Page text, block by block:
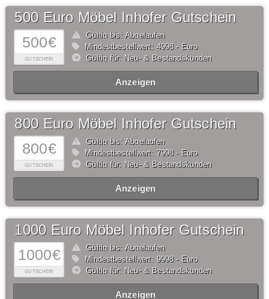
500€
GUTSCHEIN
500 Euro Möbel Inhofer Gutschein
Gültig bis: Abgelaufen
Mindestbestellwert: 4998,- Euro
Gültig für: Neu- & Bestandskunden
Anzeigen
800€
GUTSCHEIN
800 Euro Möbel Inhofer Gutschein
Gültig bis: Abgelaufen
Mindestbestellwert: 7998,- Euro
Gültig für: Neu- & Bestandskunden
Anzeigen
1000€
GUTSCHEIN
1000 Euro Möbel Inhofer Gutschein
Gültig bis: Abgelaufen
Mindestbestellwert: 9998,- Euro
Gültig für: Neu- & Bestandskunden
Anzeigen